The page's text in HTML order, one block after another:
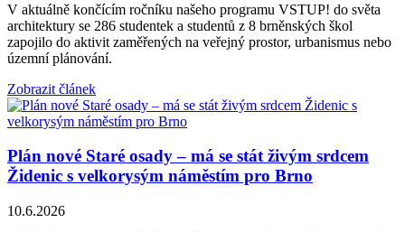
V aktuálně končícím ročníku našeho programu VSTUP! do světa
architektury se 286 studentek a studentů z 8 brněnských škol
zapojilo do aktivit zaměřených na veřejný prostor, urbanismus nebo
územní plánování.
Zobrazit článek
Plán nové Staré osady – má se stát živým srdcem
Židenic s velkorysým náměstím pro Brno
10.6.2026